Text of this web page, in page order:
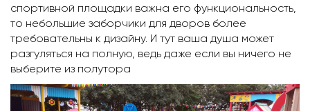
спортивной площадки важна его функциональность,
то небольшие заборчики для дворов более
требовательны к дизайну. И тут ваша душа может
разгуляться на полную, ведь даже если вы ничего не
выберите из полутора